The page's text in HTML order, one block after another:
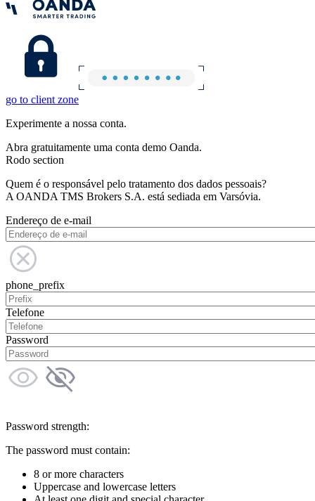
go to client zone
Experimente a nossa conta.
Abra gratuitamente uma conta demo Oanda.
Rodo section
Quem é o responsável pelo tratamento dos dados pessoais?
A OANDA TMS Brokers S.A. está sediada em Varsóvia.
Endereço de e-mail
phone_prefix
Telefone
Password
Password strength:
The password must contain:
8 or more characters
Uppercase and lowercase letters